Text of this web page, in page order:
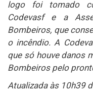
logo foi tomado
Codevasf e a
Bombeiros, que
o incêndio. A
que só houve danos
Bombeiros pelo
Atualizada às 10h39